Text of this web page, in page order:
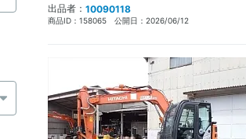
出品者： 10090118
商品ID： 158065 公開日： 2026/06/12